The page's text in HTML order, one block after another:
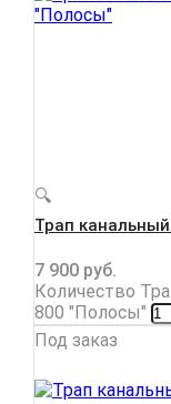
🔍
Трап
7 900 руб.
Количество
800 "Полосы"
Под заказ